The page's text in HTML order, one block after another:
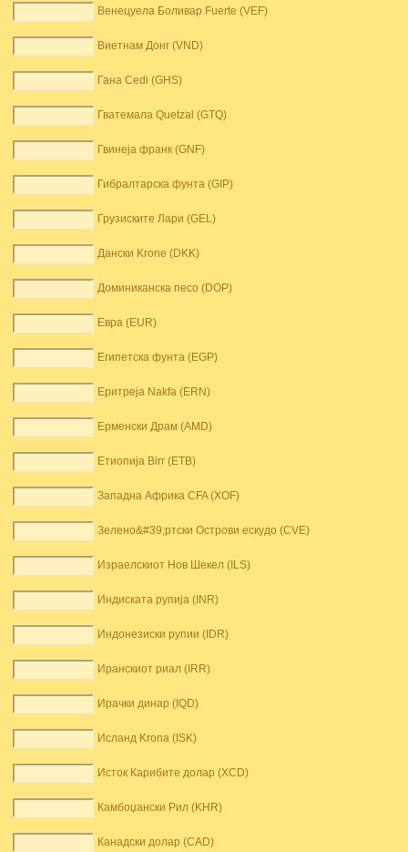
Венецуела Боливар Fuerte (VEF)
Виетнам Донг (VND)
Гана Cedi (GHS)
Гватемала Quetzal (GTQ)
Гвинеја франк (GNF)
Гибралтарска фунта (GIP)
Грузиските Лари (GEL)
Дански Krone (DKK)
Доминиканска песо (DOP)
Евра (EUR)
Египетска фунта (EGP)
Еритреја Nakfa (ERN)
Ерменски Драм (AMD)
Етиопија Birr (ETB)
Западна Африка CFA (XOF)
Зелено&#39;ртски Острови ескудо (CVE)
Израелскиот Нов Шекел (ILS)
Индиската рупија (INR)
Индонезиски рупии (IDR)
Иранскиот риал (IRR)
Ирачки динар (IQD)
Исланд Krona (ISK)
Исток Карибите долар (XCD)
Камбоџански Рил (KHR)
Канадски долар (CAD)